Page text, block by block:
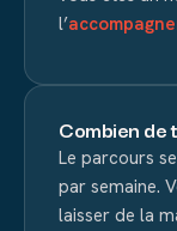
l’
Combien de
Le parcours
par semaine.
laisser de la